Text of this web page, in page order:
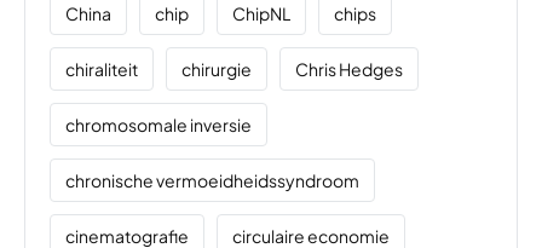
China chip ChipNL chips
chiraliteit chirurgie Chris Hedges
chromosomale inversie
chronische vermoeidheidssyndroom
cinematografie circulaire economie